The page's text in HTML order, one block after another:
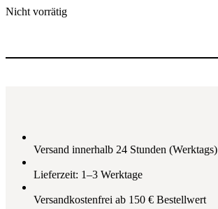
Nicht vorrätig
Versand innerhalb 24 Stunden (Werktags)
Lieferzeit: 1–3 Werktage
Versandkostenfrei ab 150 € Bestellwert